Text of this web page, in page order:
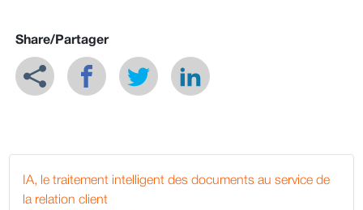
Share/Partager
IA, le traitement intelligent des documents au service de
la relation client